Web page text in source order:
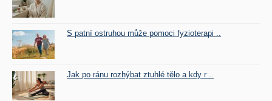
S patní ostruhou může pomoci fyzioterapi ..
Jak po ránu rozhýbat ztuhlé tělo a kdy r ..